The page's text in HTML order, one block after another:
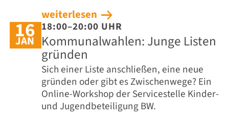
weiterlesen
16
JAN
18:00–20:00 UHR
Kommunalwahlen: Junge Listen
gründen
Sich einer Liste anschließen, eine neue
gründen oder gibt es Zwischenwege? Ein
Online-Workshop der Servicestelle Kinder-
und Jugendbeteiligung BW.